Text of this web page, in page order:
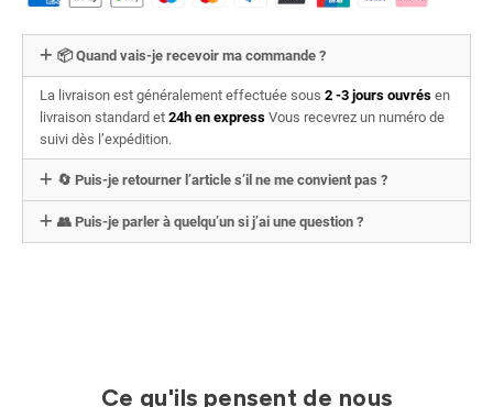
📦 Quand vais-je recevoir ma commande ?
La livraison est généralement effectuée sous 2 -3 jours ouvrés en
livraison standard et 24h en express Vous recevrez un numéro de
suivi dès l’expédition.
🔄 Puis-je retourner l’article s’il ne me convient pas ?
👥 Puis-je parler à quelqu’un si j’ai une question ?
Ce qu'ils pensent de nous